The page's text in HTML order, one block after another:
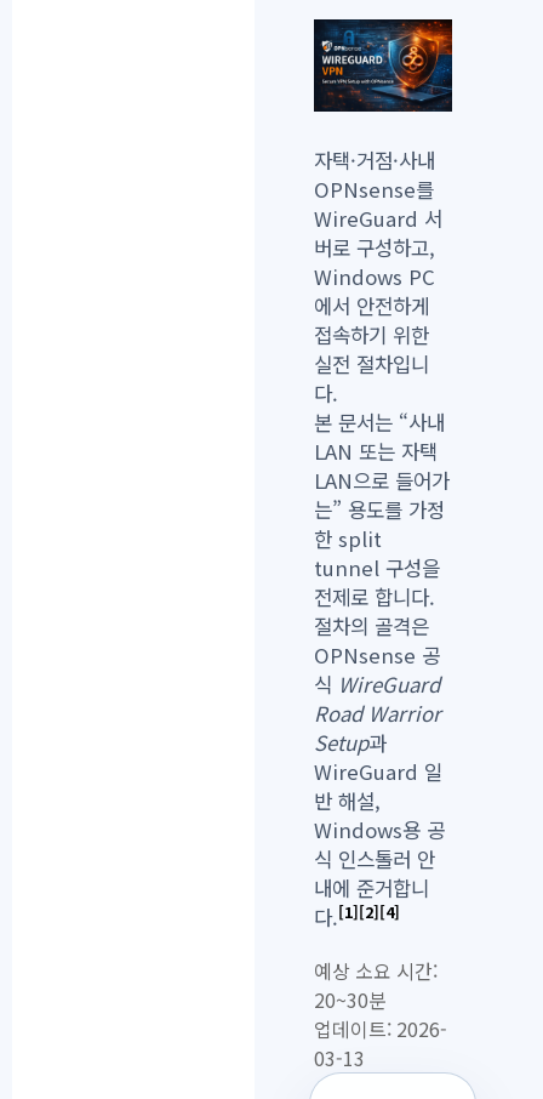
자택·거점·사내
OPNsense를
WireGuard 서
버로 구성하고,
Windows PC
에서 안전하게
접속하기 위한
실전 절차입니
다.
본 문서는 “사내
LAN 또는 자택
LAN으로 들어가
는” 용도를 가정
한split
tunnel 구성을
전제로 합니다.
절차의 골격은
OPNsense 공
식 WireGuard
Road Warrior
Setup과
WireGuard 일
반 해설,
Windows용 공
식 인스톨러 안
내에 준거합니
다.[1][2][4]
예상 소요 시간:
20~30분
업데이트: 2026-
03-13